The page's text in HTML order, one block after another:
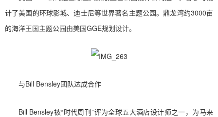
计了美国的环球影城、迪士尼等世界著名主题公园。鼎龙湾约3000亩
的海洋王国主题公园由美国GGE规划设计。
与Bill Bensley团队达成合作
Bill Bensley被“时代周刊”评为全球五大酒店设计师之一，为马来